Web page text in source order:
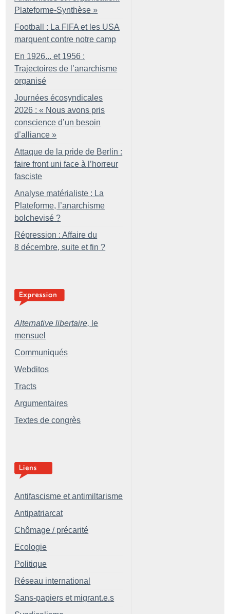
Plateforme-Synthèse »
Football : La FIFA et les USA
marquent contre notre camp
En 1926... et 1956 :
Trajectoires de l’anarchisme
organisé
Journées écosyndicales
2026 : « Nous avons pris
conscience d’un besoin
d’alliance »
Attaque de la pride de Berlin :
faire front uni face à l’horreur
fasciste
Analyse matérialiste : La
Plateforme, l’anarchisme
bolchevisé ?
Répression : Affaire du
8 décembre, suite et fin ?
Alternative libertaire, le
mensuel
Communiqués
Webditos
Tracts
Argumentaires
Textes de congrès
Antifascisme et antimiltarisme
Antipatriarcat
Chômage / précarité
Ecologie
Politique
Réseau international
Sans-papiers et migrant.e.s